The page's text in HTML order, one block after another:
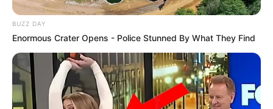
BUZZ DAY
Enormous Crater Opens - Police Stunned By What They Find